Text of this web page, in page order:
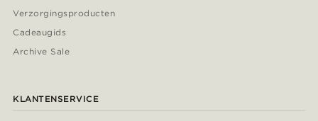
Verzorgingsproducten
Cadeaugids
Archive Sale
KLANTENSERVICE